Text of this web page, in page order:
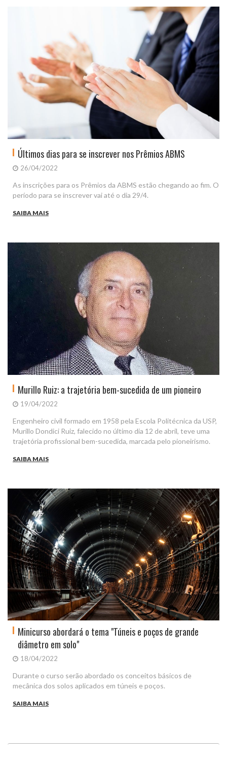
Últimos dias para se inscrever nos Prêmios ABMS
26/04/2022
As inscrições para os Prêmios da ABMS estão chegando ao fim. O
período para se inscrever vai até o dia 29/4.
SAIBA MAIS
Murillo Ruiz: a trajetória bem-sucedida de um pioneiro
19/04/2022
Engenheiro civil formado em 1958 pela Escola Politécnica da USP,
Murillo Dondici Ruiz, falecido no último dia 12 de abril, teve uma
trajetória profissional bem-sucedida, marcada pelo pioneirismo.
SAIBA MAIS
Minicurso abordará o tema "Túneis e poços de grande
diâmetro em solo"
18/04/2022
Durante o curso serão abordado os conceitos básicos de
mecânica dos solos aplicados em túneis e poços.
SAIBA MAIS